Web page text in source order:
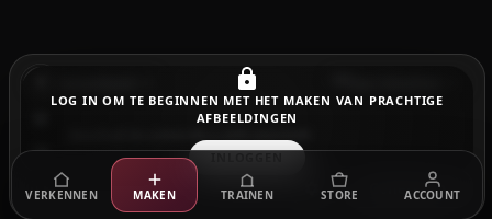
Genereren
LOG IN OM TE BEGINNEN MET HET MAKEN VAN PRACHTIGE
AFBEELDINGEN
VERKENNEN MAKEN TRAINEN STORE ACCOUNT